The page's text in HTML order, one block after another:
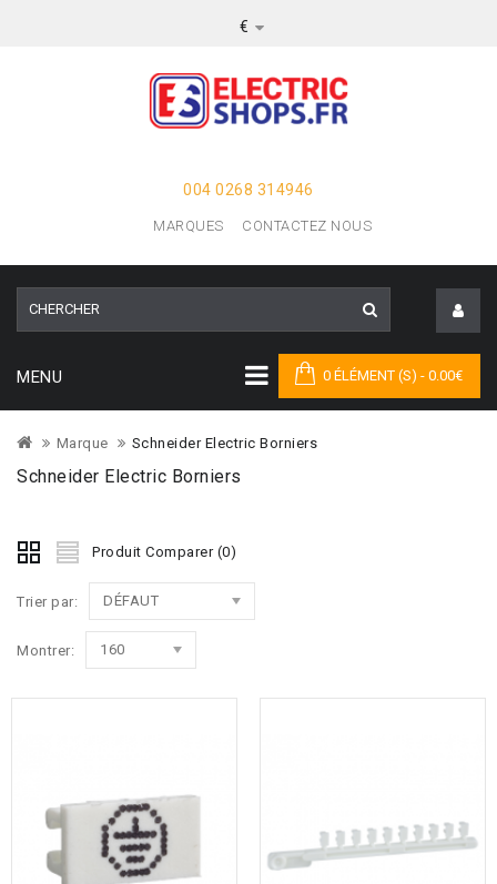
€
004 0268 314946
MARQUES CONTACTEZ NOUS
0 ÉLÉMENT (S) - 0.00€
MENU
Marque Schneider Electric Borniers
Schneider Electric Borniers
Produit Comparer (0)
Trier par: DÉFAUT
Montrer: 160